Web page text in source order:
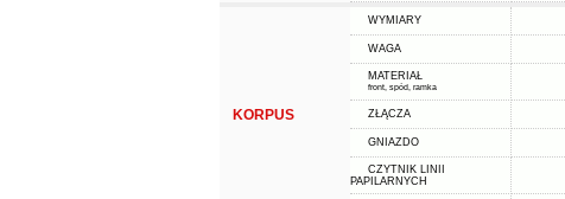
KORPUS
WYMIARY
WAGA
MATERIAŁ
front, spód, ramka
ZŁĄCZA
GNIAZDO
CZYTNIK LINII
PAPILARNYCH